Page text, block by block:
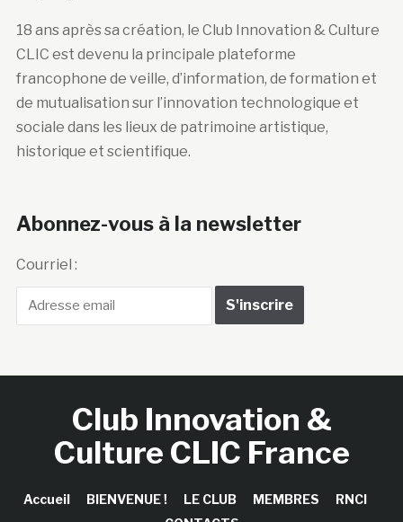
18 ans après sa création, le Club Innovation & Culture
CLIC est devenu la principale plateforme
francophone de veille, d’information, de formation et
de mutualisation sur l’innovation technologique et
sociale dans les lieux de patrimoine artistique,
historique et scientifique.
Abonnez-vous à la newsletter
Courriel :
Club Innovation &
Culture CLIC France
Accueil BIENVENUE ! LE CLUB MEMBRES
RNCI